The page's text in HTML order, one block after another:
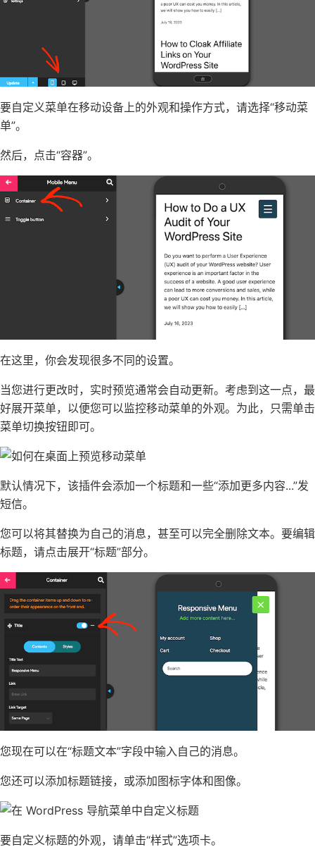
要自定义菜单在移动设备上的外观和操作方式，请选择“移动菜
单”。
然后，点击“容器”。
在这里，你会发现很多不同的设置。
当您进行更改时，实时预览通常会自动更新。考虑到这一点，最
好展开菜单，以便您可以监控移动菜单的外观。为此，只需单击
菜单切换按钮即可。
默认情况下，该插件会添加一个标题和一些“添加更多内容...”发
短信。
您可以将其替换为自己的消息，甚至可以完全删除文本。要编辑
标题，请点击展开“标题”部分。
您现在可以在“标题文本”字段中输入自己的消息。
您还可以添加标题链接，或添加图标字体和图像。
要自定义标题的外观，请单击“样式”选项卡。